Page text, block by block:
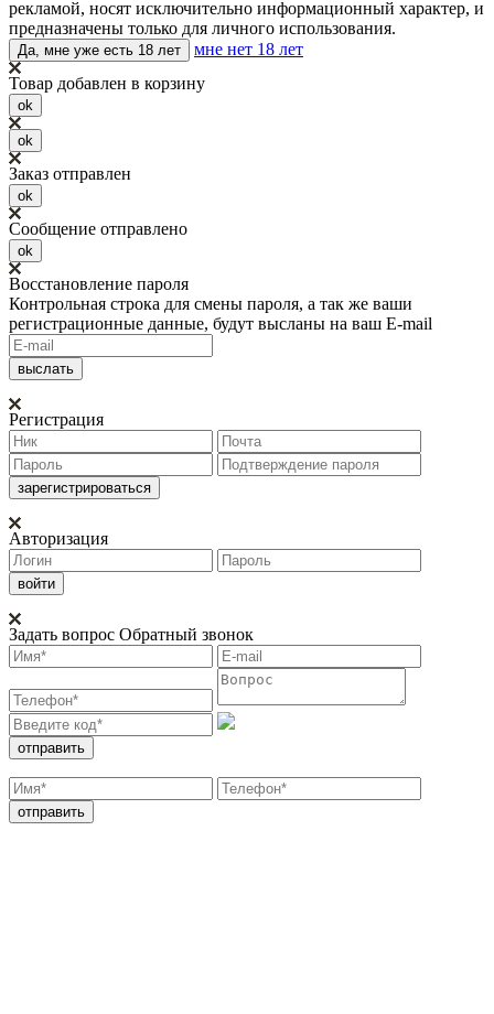
рекламой, носят исключительно информационный характер, и
предназначены только для личного использования.
Да, мне уже есть 18 лет
мне нет 18 лет
Товар добавлен в корзину
ok
ok
Заказ отправлен
ok
Сообщение отправлено
ok
Восстановление пароля
Контрольная строка для смены пароля, а так же ваши
регистрационные данные, будут высланы на ваш E-mail
Регистрация
Авторизация
Задать вопрос Обратный звонок